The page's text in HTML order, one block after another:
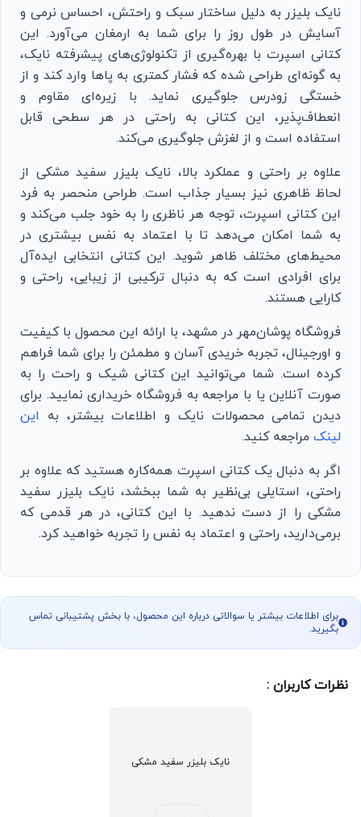
نایک بلیزر به دلیل ساختار سبک و راحتش، احساس نرمی و
آسایش در طول روز را برای شما به ارمغان می‌آورد. این
کتانی اسپرت با بهره‌گیری از تکنولوژی‌های پیشرفته نایک،
به گونه‌ای طراحی شده که فشار کمتری به پاها وارد کند و از
خستگی زودرس جلوگیری نماید. با زیره‌ای مقاوم و
انعطاف‌پذیر، این کتانی به راحتی در هر سطحی قابل
استفاده است و از لغزش جلوگیری می‌کند.
علاوه بر راحتی و عملکرد بالا، نایک بلیزر سفید مشکی از
لحاظ ظاهری نیز بسیار جذاب است. طراحی منحصر به فرد
این کتانی اسپرت، توجه هر ناظری را به خود جلب می‌کند و
به شما امکان می‌دهد تا با اعتماد به نفس بیشتری در
محیط‌های مختلف ظاهر شوید. این کتانی انتخابی ایده‌آل
برای افرادی است که به دنبال ترکیبی از زیبایی، راحتی و
کارایی هستند.
فروشگاه پوشان‌مهر در مشهد، با ارائه این محصول با کیفیت
و اورجینال، تجربه خریدی آسان و مطمئن را برای شما فراهم
کرده است. شما می‌توانید این کتانی شیک و راحت را به
صورت آنلاین یا با مراجعه به فروشگاه خریداری نمایید. برای
دیدن تمامی محصولات نایک و اطلاعات بیشتر، به این
لینک مراجعه کنید.
اگر به دنبال یک کتانی اسپرت همه‌کاره هستید که علاوه بر
راحتی، استایلی بی‌نظیر به شما ببخشد، نایک بلیزر سفید
مشکی را از دست ندهید. با این کتانی، در هر قدمی که
برمی‌دارید، راحتی و اعتماد به نفس را تجربه خواهید کرد.
برای اطلاعات بیشتر یا سوالاتی درباره این محصول، با بخش پشتیبانی تماس
بگیرید.
نظرات کاربران :
نایک بلیزر سفید مشکی